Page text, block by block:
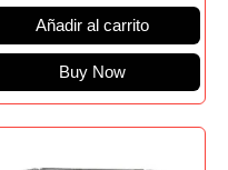
Añadir al carrito
Buy Now